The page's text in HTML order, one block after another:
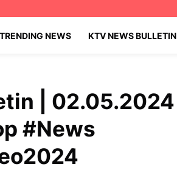
NEWS KTV NEWS BULLETIN
| 02.05.2024 |
#News